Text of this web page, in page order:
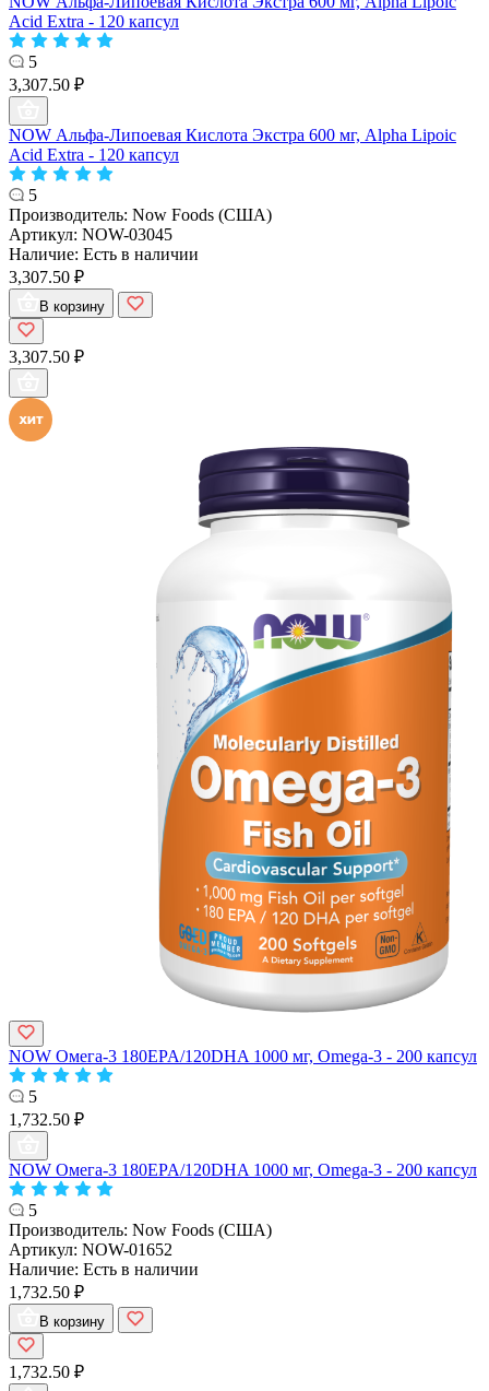
Acid Extra - 120 капсул
5
3,307.50 ₽
NOW Альфа-Липоевая Кислота Экстра 600 мг, Alpha Lipoic
Acid Extra - 120 капсул
5
Производитель: Now Foods (США)
Артикул: NOW-03045
Наличие: Есть в наличии
3,307.50 ₽
В корзину
3,307.50 ₽
NOW Омега-3 180EPA/120DHA 1000 мг, Omega-3 - 200 капсул
5
1,732.50 ₽
NOW Омега-3 180EPA/120DHA 1000 мг, Omega-3 - 200 капсул
5
Производитель: Now Foods (США)
Артикул: NOW-01652
Наличие: Есть в наличии
1,732.50 ₽
В корзину
1,732.50 ₽